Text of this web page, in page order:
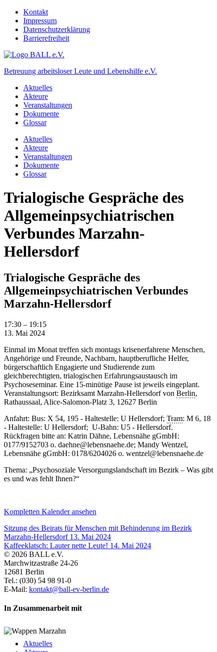
Kontakt
Impressum
Datenschutzerklärung
Barrierefreiheit
Betreuung arbeitsloser Leute und Lebenshilfe e.V.
Aktuelles
Akteure
Veranstaltungen
Dokumente
Glossar
Aktuelles
Akteure
Veranstaltungen
Dokumente
Glossar
Trialogische Gespräche des
Allgemeinpsychiatrischen
Verbundes Marzahn-
Hellersdorf
Trialogische Gespräche des
Allgemeinpsychiatrischen Verbundes
Marzahn-Hellersdorf
Trialogische
Gespräche
Allgemeinpsychiatrischen
Verbundes
Marzahn-
Hellersdorf
17:30 – 19:15
13. Mai 2024
Einmal im Monat treffen sich montags krisenerfahrene Menschen,
Angehörige und Freunde, Nachbarn, hauptberufliche Helfer,
bürgerschaftlich Engagierte und Studierende zum
gleichberechtigten, trialogischen Erfahrungsaustausch im
Psychoseseminar. Eine 15-minütige Pause ist jeweils eingeplant.
Veranstaltungsort: Bezirksamt Marzahn-Hellersdorf von Berlin,
Rathaussaal, Alice-Salomon-Platz 3, 12627 Berlin
Anfahrt: Bus: X 54, 195 - Haltestelle: U Hellersdorf; Tram: M 6, 18
- Haltestelle: U Hellersdorf; U-Bahn: U5 - Hellersdorf.
Rückfragen bitte an: Katrin Dähne, Lebensnähe gGmbH:
0177/9152703 o. daehne@lebensnaehe.de; Mandy Wentzel,
Lebensnähe gGmbH: 0178/6204026 o. wentzel@lebensnaehe.de
Thema: „Psychosoziale Versorgungslandschaft im Bezirk – Was gibt
es und was fehlt Ihnen?“
Kompletten Kalender ansehen
Sitzung des Beirats für Menschen mit Behinderung im Bezirk
Marzahn-Hellersdorf 13. Mai 2024
Kaffeeklatsch: Lauter nette Leute! 14. Mai 2024
© 2026 BALL e.V.
Marchwitzastraße 24-26
12681 Berlin
Tel.: (030) 54 98 91-0
E-Mail: kontakt@ball-ev-berlin.de
In Zusammenarbeit mit
Aktuelles